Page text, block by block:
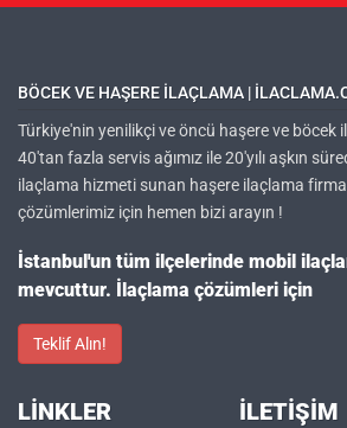
BÖCEK VE HAŞERE ILAÇLAMA |
Türkiye'nin yenilikçi ve öncü haşere ve böcek
40'tan fazla servis ağımız ile 20'yılı aşkın
ilaçlama hizmeti sunan haşere ilaçlama
çözümlerimiz için hemen bizi arayın !
İstanbul'un tüm ilçelerinde mobil
mevcuttur. İlaçlama çözümleri için
Teklif Alın!
LINKLER İLETIŞIM